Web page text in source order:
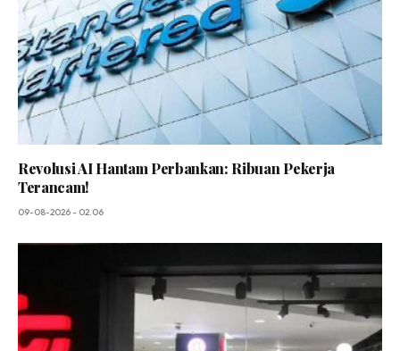
Revolusi AI Hantam Perbankan: Ribuan Pekerja
Terancam!
09-08-2026 - 02.06